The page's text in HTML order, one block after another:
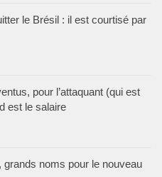
le Brésil : il est courtisé par
pour l’attaquant (qui est
est le salaire
grands noms pour le nouveau